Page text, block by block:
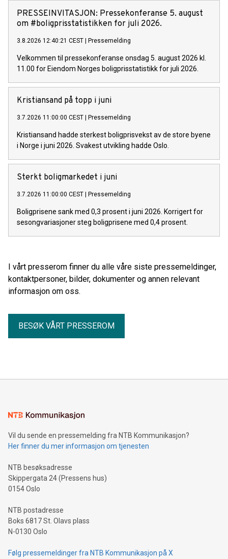
PRESSEINVITASJON: ​Pressekonferanse 5. august
om #boligprisstatistikken for juli 2026.
3.8.2026 12:40:21 CEST Pressemelding
Velkommen til pressekonferanse onsdag 5. august 2026 kl.
11.00 for Eiendom Norges boligprisstatistikk for juli 2026.
Kristiansand på topp i juni
3.7.2026 11:00:00 CEST Pressemelding
Kristiansand hadde sterkest boligprisvekst av de store byene
i Norge i juni 2026. Svakest utvikling hadde Oslo.
Sterkt boligmarkedet i juni
3.7.2026 11:00:00 CEST Pressemelding
Boligprisene sank med 0,3 prosent i juni 2026. Korrigert for
sesongvariasjoner steg boligprisene med 0,4 prosent.
I vårt presserom finner du alle våre siste pressemeldinger,
kontaktpersoner, bilder, dokumenter og annen relevant
informasjon om oss.
BESØK VÅRT PRESSEROM
Vil du sende en pressemelding fra NTB Kommunikasjon?
Her finner du mer informasjon om tjenesten
NTB besøksadresse
Skippergata 24 (Pressens hus)
0154 Oslo
NTB postadresse
Boks 6817 St. Olavs plass
N-0130 Oslo
Følg pressemeldinger fra NTB Kommunikasjon på X